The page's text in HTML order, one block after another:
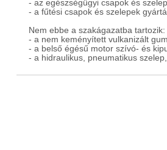
- az egészségügyi csapok és
- a fűtési csapok és szelepek
Nem ebbe a szakágazatba tartozik:
- a nem keményített vulkanizált
- a belső égésű motor szívó- és
- a hidraulikus, pneumatikus